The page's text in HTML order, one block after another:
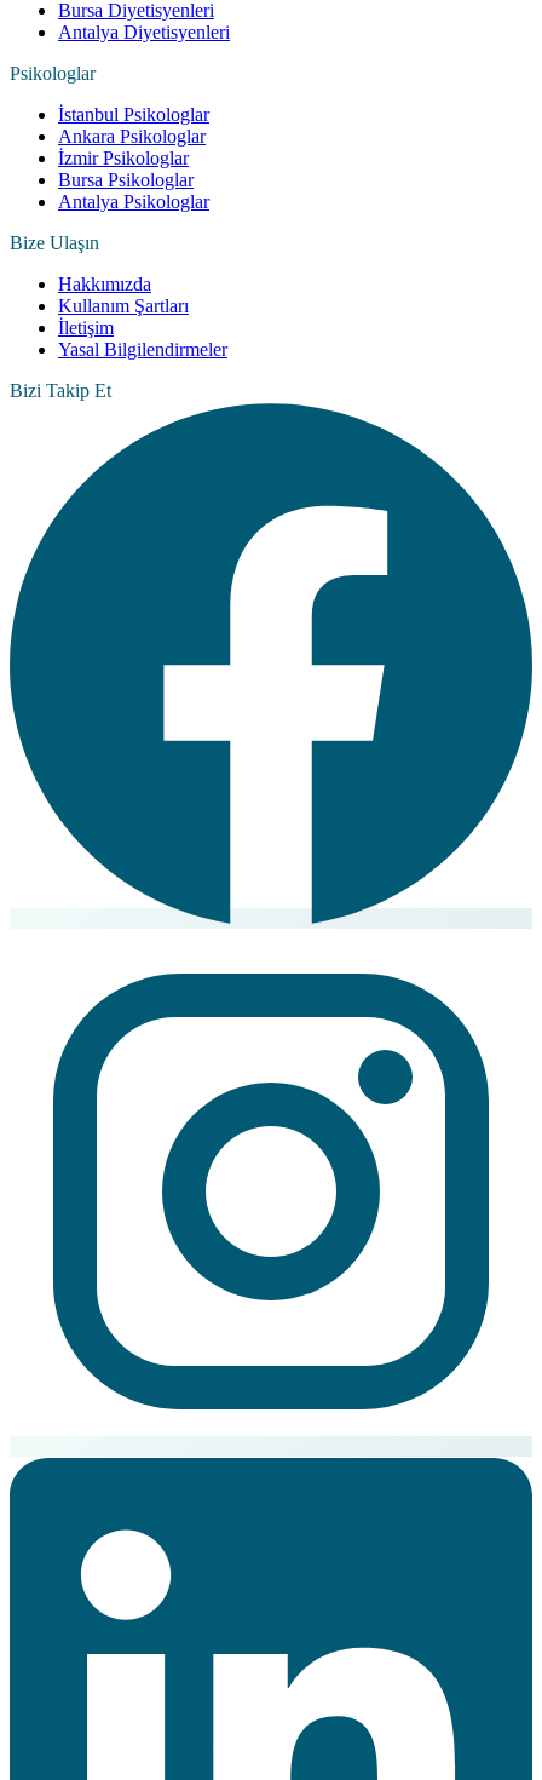
Bursa Diyetisyenleri
Antalya Diyetisyenleri
Psikologlar
İstanbul Psikologlar
Ankara Psikologlar
İzmir Psikologlar
Bursa Psikologlar
Antalya Psikologlar
Bize Ulaşın
Hakkımızda
Kullanım Şartları
İletişim
Yasal Bilgilendirmeler
Bizi Takip Et